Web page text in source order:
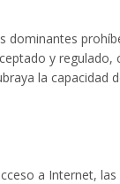
dominantes
y regulado,
la capacidad
a Internet,